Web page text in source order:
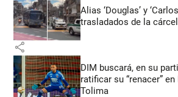
Alias ‘Douglas’ y
trasladados de la
share
DIM buscará, en su
ratificar su “renacer”
Tolima